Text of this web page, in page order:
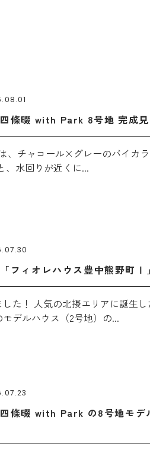
條畷 with Park 8号地 完成
、チャコール×グレーのバイカ
、水回りが近くに...
「フィオレハウス豊中熊野町
した！ 人気の北摂エリアに誕生
デルハウス（2号地）の...
條畷 with Park の8号地モデ